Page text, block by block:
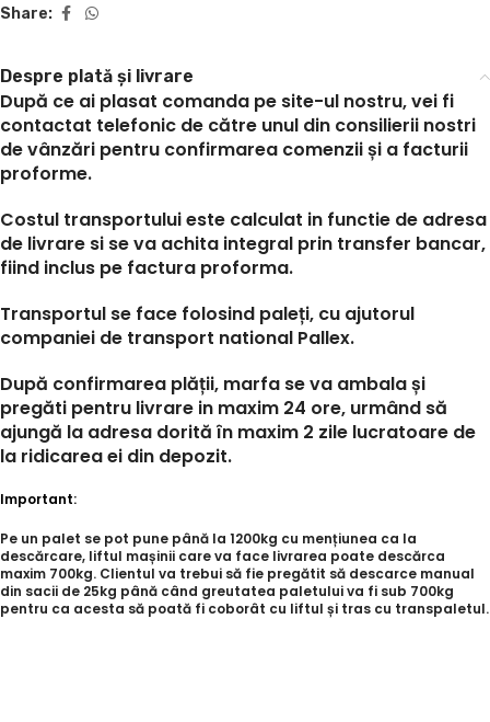
Share:
Despre plată și livrare
După ce ai plasat comanda pe site-ul nostru, vei fi
contactat telefonic de către unul din consilierii nostri
de vânzări pentru confirmarea comenzii și a facturii
proforme.
Costul transportului este calculat in functie de adresa
de livrare si se va achita integral prin transfer bancar,
fiind inclus pe factura proforma.
Transportul se face folosind paleți, cu ajutorul
companiei de transport national Pallex.
După confirmarea plății, marfa se va ambala și
pregăti pentru livrare in maxim 24 ore, urmând să
ajungă la adresa dorită în maxim 2 zile lucratoare de
la ridicarea ei din depozit.
Important:
Pe un palet se pot pune până la 1200kg cu mențiunea ca la
descărcare, liftul mașinii care va face livrarea poate descărca
maxim 700kg. Clientul va trebui să fie pregătit să descarce manual
din sacii de 25kg până când greutatea paletului va fi sub 700kg
pentru ca acesta să poată fi coborât cu liftul și tras cu transpaletul.